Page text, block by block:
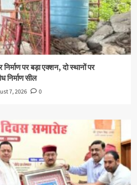
पर बड़ा एक्शन, दो स्थानों पर
निर्माण सील
7, 2026 0